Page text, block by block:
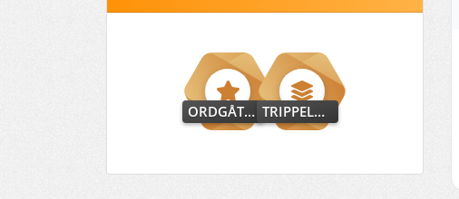
UTREDARE NYBÖRJARE BIDRAGSGIVARE
UPPTÄCKARE LÖFTE HJÄLPARE
ORDGÅTAN-DEBUT TRIPPELKOMBO